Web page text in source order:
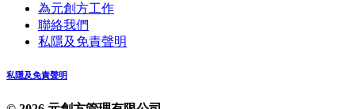
為元創方工作
聯絡我們
私隱及免責聲明
私隱及免責聲明